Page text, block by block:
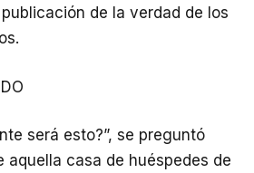
de la verdad de los
será esto?”, se preguntó
aquella casa de huéspedes de